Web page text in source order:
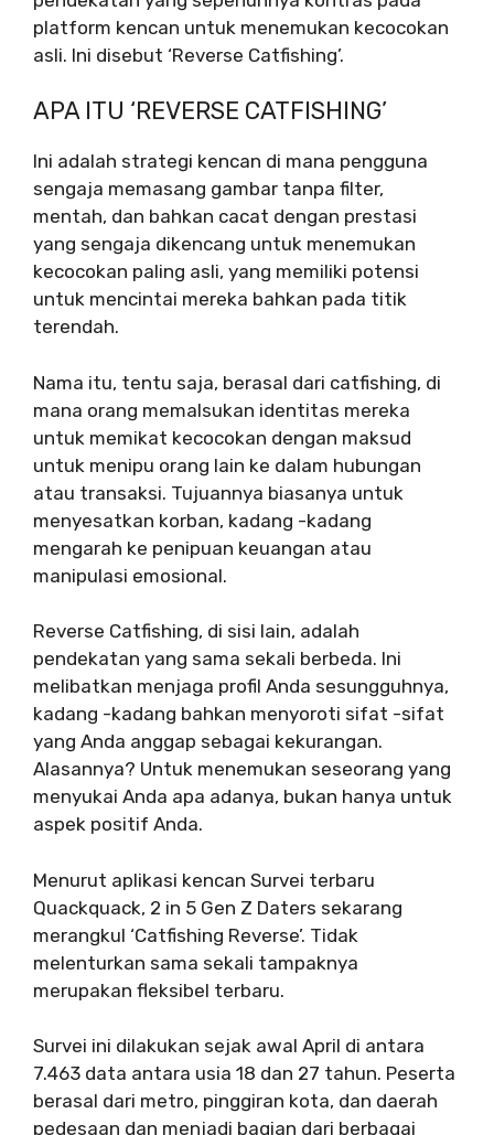
platform kencan untuk menemukan kecocokan
asli. Ini disebut ‘Reverse Catfishing’.
APA ITU ‘REVERSE CATFISHING’
Ini adalah strategi kencan di mana pengguna
sengaja memasang gambar tanpa filter,
mentah, dan bahkan cacat dengan prestasi
yang sengaja dikencang untuk menemukan
kecocokan paling asli, yang memiliki potensi
untuk mencintai mereka bahkan pada titik
terendah.
Nama itu, tentu saja, berasal dari catfishing, di
mana orang memalsukan identitas mereka
untuk memikat kecocokan dengan maksud
untuk menipu orang lain ke dalam hubungan
atau transaksi. Tujuannya biasanya untuk
menyesatkan korban, kadang -kadang
mengarah ke penipuan keuangan atau
manipulasi emosional.
Reverse Catfishing, di sisi lain, adalah
pendekatan yang sama sekali berbeda. Ini
melibatkan menjaga profil Anda sesungguhnya,
kadang -kadang bahkan menyoroti sifat -sifat
yang Anda anggap sebagai kekurangan.
Alasannya? Untuk menemukan seseorang yang
menyukai Anda apa adanya, bukan hanya untuk
aspek positif Anda.
Menurut aplikasi kencan Survei terbaru
Quackquack, 2 in 5 Gen Z Daters sekarang
merangkul ‘Catfishing Reverse’. Tidak
melenturkan sama sekali tampaknya
merupakan fleksibel terbaru.
Survei ini dilakukan sejak awal April di antara
7.463 data antara usia 18 dan 27 tahun. Peserta
berasal dari metro, pinggiran kota, dan daerah
pedesaan dan menjadi bagian dari berbagai